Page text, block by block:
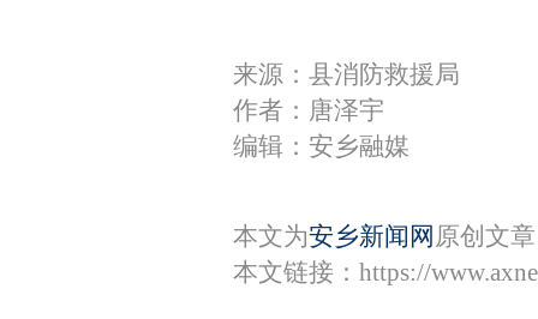
来源：县消防救援局
作者：唐泽宇
编辑：安乡融媒
本文为安乡新闻网 原创文
本文链接： https://